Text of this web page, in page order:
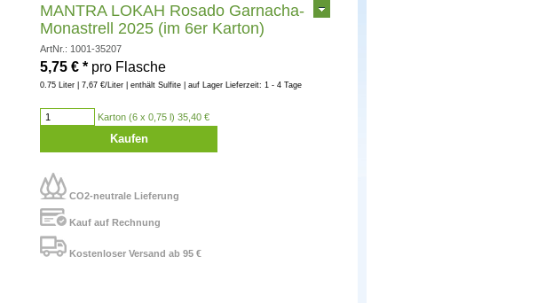
MANTRA LOKAH Rosado Garnacha-
Monastrell 2025 (im 6er Karton)
ArtNr.: 1001-35207
5,75 € * pro Flasche
0.75 Liter | 7,67 €/Liter | enthält Sulfite | auf Lager Lieferzeit: 1 - 4 Tage
Karton (6 x 0,75 l) 35,40 €
Kaufen
CO2-neutrale Lieferung
Kauf auf Rechnung
Kostenloser Versand ab 95 €